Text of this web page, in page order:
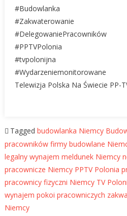
#Budowlanka
#Zakwaterowanie
#DelegowaniePracowników
#PPTVPolonia
#tvpolonijna
#Wydarzeniemonitorowane
Telewizja Polska Na Świecie PP-
Tagged budowlanka Niemcy
pracowników firmy budowlane
legalny wynajem meldunek Niemcy
pracownicze Niemcy PPTV Polonia
pracownicy fizyczni Niemcy TV
wynajem pokoi pracowniczych
Niemcy